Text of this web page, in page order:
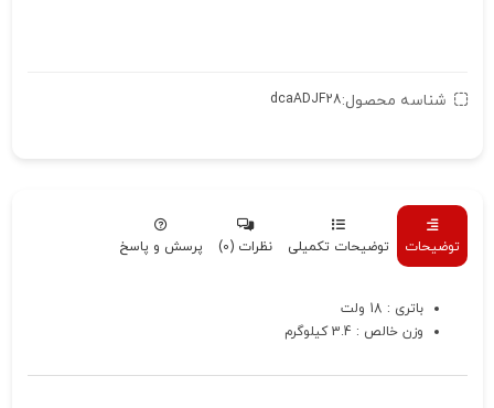
شناسه محصول:dcaADJF28
توضیحات توضیحات تکمیلی نظرات (0) پرسش و پاسخ
باتری : 18 ولت
وزن خالص : 3.4 کیلوگرم